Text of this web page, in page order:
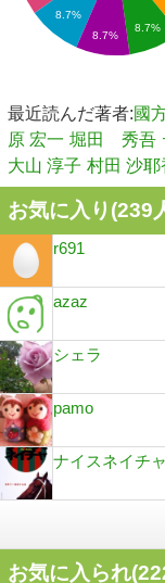
8.7%
8.7%
8.7%
最近読んだ著者:國
原 宏一 堀田 秀吾
大山 淳子 村田 沙耶
お気に入り(239
r691
azaz
シェラ
pamo
ナイスネイチャ
お気に入られ(